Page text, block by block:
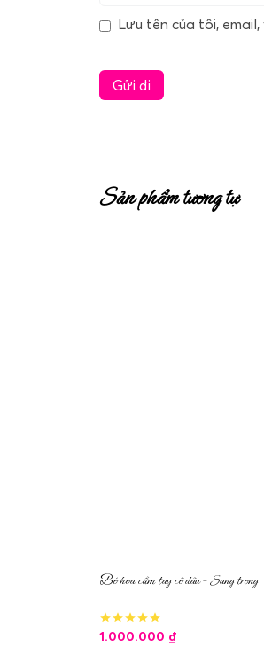
Lưu tên của tôi,
Sản phẩm tương tự
Bó hoa cầm tay cô dâu – Sang trọng
1.000.000 ₫